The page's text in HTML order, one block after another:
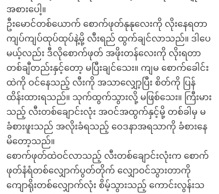
အစားပေါ့။
ဦးမောင်တစ်ယောက် စောက်ဖုတ်နုနုလေးကို လိုးနေရတာ
ကျပ်ကျပ်ထုပ်ထုပ်နဲ့မို့ လီးရည် ထွက်ချင်လာသည်။ ဒါပေ
မယ့်လည်း ဒီလိုစောက်ဖုတ် အဖိုးတန်လေးကို လိုးရတာ
တစ်ချီတည်းနှင့်တော့ မပြီးချင်သေး။ ကျမ စောက်ခေါင်း
ထဲကို ဝင်နေသည့် လီးကို အသာလျှော့ပြီး စိတ်ကို ပြန်
ထိန်းထားရသည်။ သုက်ထွက်သွားလို့ မဖြစ်သေး။ ကြီးမား
သည့် လီးတစ်ချောင်းလုံး အဝင်အထွက်နှင့်မို့ တစ်ခါမှ မ
ခံစားဖူးသည် အလိုးခံရသည့် ဝေဒနာအရသာကို ခံစားနေ
မိတော့သည်။
စောက်ဖုတ်ထဲဝင်လာသည့် လီးတစ်ချောင်းလုံးက စောက်
ဖုတ်နံရံတစ်လျှောက်ပွတ်တိုက် လျှောဝင်သွားတာကို
ကျောရိုးတစ်လျှောက်လုံး စိမ့်သွားသည့် ကောင်းလွန်းသ